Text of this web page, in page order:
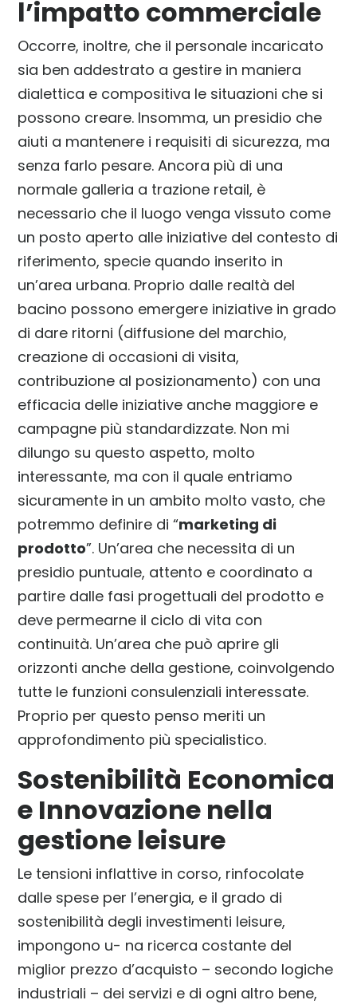
l’impatto commerciale
Occorre, inoltre, che il personale incaricato
sia ben addestrato a gestire in maniera
dialettica e compositiva le situazioni che si
possono creare. Insomma, un presidio che
aiuti a mantenere i requisiti di sicurezza, ma
senza farlo pesare. Ancora più di una
normale galleria a trazione retail, è
necessario che il luogo venga vissuto come
un posto aperto alle iniziative del contesto di
riferimento, specie quando inserito in
un’area urbana. Proprio dalle realtà del
bacino possono emergere iniziative in grado
di dare ritorni (diffusione del marchio,
creazione di occasioni di visita,
contribuzione al posizionamento) con una
efficacia delle iniziative anche maggiore e
campagne più standardizzate. Non mi
dilungo su questo aspetto, molto
interessante, ma con il quale entriamo
sicuramente in un ambito molto vasto, che
potremmo definire di “marketing di
prodotto”. Un’area che necessita di un
presidio puntuale, attento e coordinato a
partire dalle fasi progettuali del prodotto e
deve permearne il ciclo di vita con
continuità. Un’area che può aprire gli
orizzonti anche della gestione, coinvolgendo
tutte le funzioni consulenziali interessate.
Proprio per questo penso meriti un
approfondimento più specialistico.
Sostenibilità Economica
e Innovazione nella
gestione leisure
Le tensioni inflattive in corso, rinfocolate
dalle spese per l’energia, e il grado di
sostenibilità degli investimenti leisure,
impongono u- na ricerca costante del
miglior prezzo d’acquisto – secondo logiche
industriali – dei servizi e di ogni altro bene,